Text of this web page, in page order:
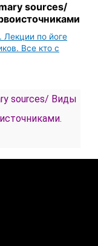
sources/
Лекции по йоге
Все кто с
sources/ Виды